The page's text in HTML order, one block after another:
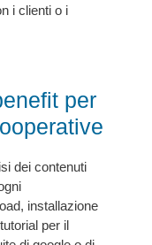
i clienti o i
per
dei contenuti
installazione
per il